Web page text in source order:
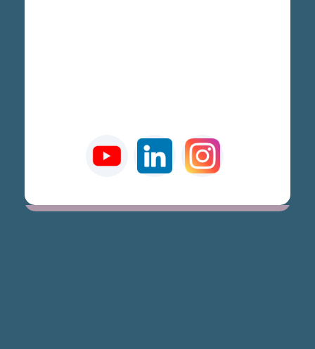
drflaylsonmb@gmail.com